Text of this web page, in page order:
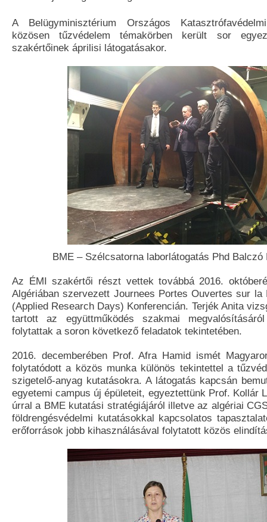
A Belügyminisztérium Országos
közösen tűzvédelem témakörben került sor
szakértőinek áprilisi látogatásakor.
BME – Szélcsatorna laborlátogatás Phd Balczó
Az ÉMI szakértői részt vettek továbbá 2016.
Algériában szervezett Journees Portes Ouvertes sur la
(Applied Research Days) Konferencián. Terjék Anita
tartott az együttműködés szakmai
folytattak a soron következő feladatok tekintetében.
2016. decemberében Prof. Afra Hamid ismét
folytatódott a közös munka különös tekintettel a
szigetelő-anyag kutatásokra. A látogatás kapcsán
egyetemi campus új épületeit, egyeztettünk Prof. Kollár
úrral a BME kutatási stratégiájáról illetve az algériai
földrengésvédelmi kutatásokkal kapcsolatos
erőforrások jobb kihasználásával folytatott közös